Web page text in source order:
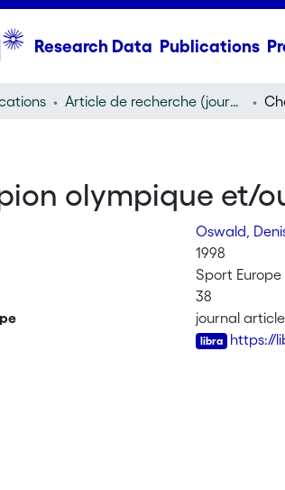
Research Data Publications
Article de recherche (journal article)
olympique et/
Oswald,
1998
Sport Europe
38
journal article
https://